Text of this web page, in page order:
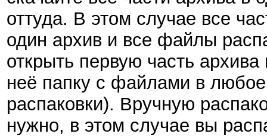
оттуда. В этом случае все
один архив и все файлы
открыть первую часть архива
неё папку с файлами в
распаковки). Вручную
нужно, в этом случае вы